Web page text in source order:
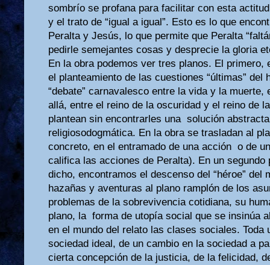
sombrío se profana para facilitar con esta
y el trato de “igual a igual”. Esto es lo que
Peralta y Jesús, lo que permite que Peralta
pedirle semejantes cosas y desprecie la gloria
En la obra podemos ver tres planos. El primero,
el planteamiento de las cuestiones “últimas” del
“debate” carnavalesco entre la vida y la
allá, entre el reino de la oscuridad y el reino de
plantean sin encontrarles una solución
religiosodogmática. En la obra se trasladan al
concreto, en el entramado de una acción o de
califica las acciones de Peralta). En un
dicho, encontramos el descenso del “héroe” del
hazañas y aventuras al plano ramplón de los
problemas de la sobrevivencia cotidiana, su
plano, la forma de utopía social que se insinúa
en el mundo del relato las clases sociales. Toda
sociedad ideal, de un cambio en la sociedad a
cierta concepción de la justicia, de la felicidad,